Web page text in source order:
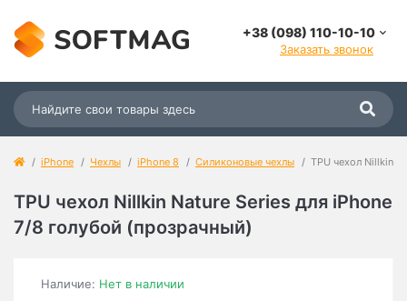
+38 (098) 110-10-10
Заказать звонок
iPhone Чехлы iPhone 8 Силиконовые чехлы TPU чехол Nillkin
TPU чехол Nillkin Nature Series для iPhone
7/8 голубой (прозрачный)
Наличие: Нет в наличии